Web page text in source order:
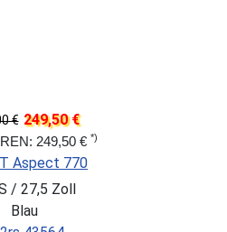
€ 249,50 €
249,50 € *)
Aspect 770
/ 27,5 Zoll
Blau